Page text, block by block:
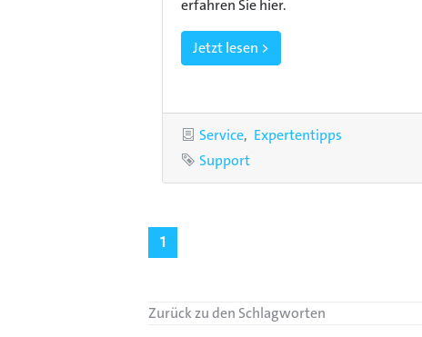
erfahren Sie hier.
Jetzt lesen >
Kategorien
Service Expertentipps
Schlagwort
Support
1
Zurück zu den Schlagworten